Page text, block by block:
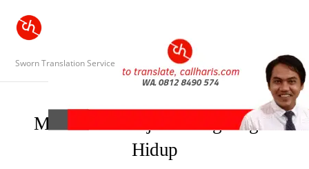
Sworn Translation Service
Model Pembelajaran Lingkungan
Hidup